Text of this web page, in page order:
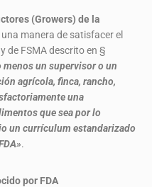
(Growers) de la
una manera de satisfacer el
de FSMA descrito en §
menos un supervisor o un
agrícola, finca, rancho,
una
que sea por lo
un currículum estandarizado
.
por FDA